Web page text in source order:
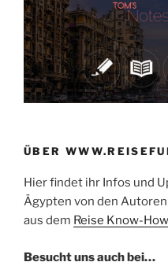
ÜBER
Hier findet ihr Infos und
Ägypten von den
aus dem Reise Know-
Besucht uns auch bei…